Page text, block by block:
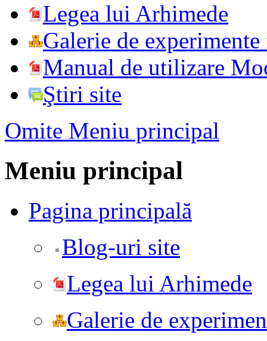
Legea lui Arhimede
Galerie de
Manual de utilizare
Ştiri site
Omite Meniu principal
Meniu principal
Pagina principală
Blog-uri site
Legea lui Arhimede
Galerie de